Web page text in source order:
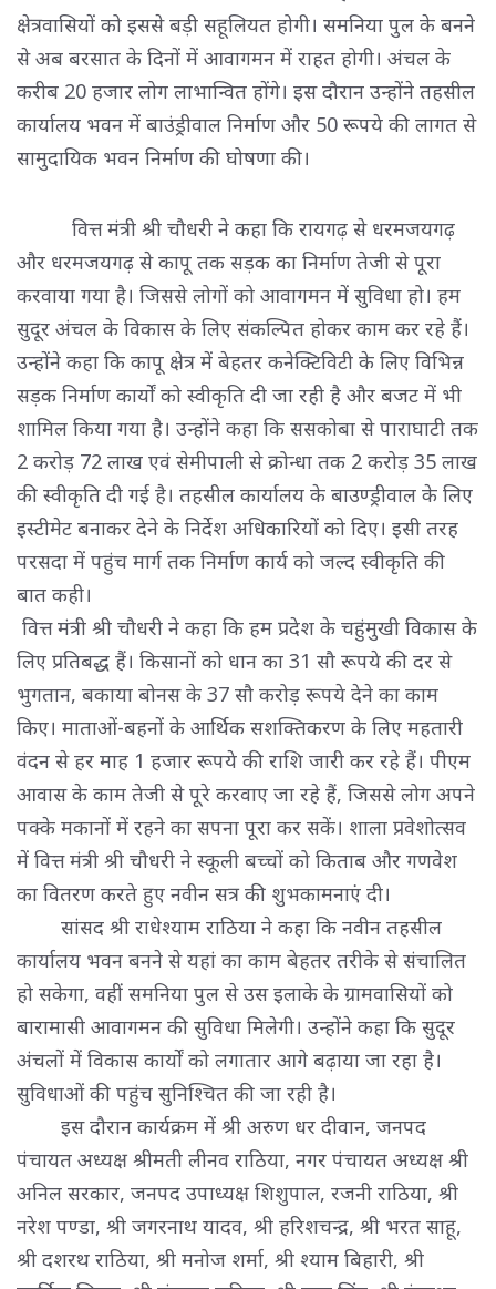
क्षेत्रवासियों को इससे बड़ी सहूलियत होगी। समनिया पुल के बनने
से अब बरसात के दिनों में आवागमन में राहत होगी। अंचल के
करीब 20 हजार लोग लाभान्वित होंगे। इस दौरान उन्होंने तहसील
कार्यालय भवन में बाउंड्रीवाल निर्माण और 50 रूपये की लागत से
सामुदायिक भवन निर्माण की घोषणा की।
वित्त मंत्री श्री चौधरी ने कहा कि रायगढ़ से धरमजयगढ़
और धरमजयगढ़ से कापू तक सड़क का निर्माण तेजी से पूरा
करवाया गया है। जिससे लोगों को आवागमन में सुविधा हो। हम
सुदूर अंचल के विकास के लिए संकल्पित होकर काम कर रहे हैं।
उन्होंने कहा कि कापू क्षेत्र में बेहतर कनेक्टिविटी के लिए विभिन्न
सड़क निर्माण कार्यों को स्वीकृति दी जा रही है और बजट में भी
शामिल किया गया है। उन्होंने कहा कि ससकोबा से पाराघाटी तक
2 करोड़ 72 लाख एवं सेमीपाली से क्रोन्धा तक 2 करोड़ 35 लाख
की स्वीकृति दी गई है। तहसील कार्यालय के बाउण्ड्रीवाल के लिए
इस्टीमेट बनाकर देने के निर्देश अधिकारियों को दिए। इसी तरह
परसदा में पहुंच मार्ग तक निर्माण कार्य को जल्द स्वीकृति की
बात कही।
वित्त मंत्री श्री चौधरी ने कहा कि हम प्रदेश के चहुंमुखी विकास के
लिए प्रतिबद्ध हैं। किसानों को धान का 31 सौ रूपये की दर से
भुगतान, बकाया बोनस के 37 सौ करोड़ रूपये देने का काम
किए। माताओं-बहनों के आर्थिक सशक्तिकरण के लिए महतारी
वंदन से हर माह 1 हजार रूपये की राशि जारी कर रहे हैं। पीएम
आवास के काम तेजी से पूरे करवाए जा रहे हैं, जिससे लोग अपने
पक्के मकानों में रहने का सपना पूरा कर सकें। शाला प्रवेशोत्सव
में वित्त मंत्री श्री चौधरी ने स्कूली बच्चों को किताब और गणवेश
का वितरण करते हुए नवीन सत्र की शुभकामनाएं दी।
सांसद श्री राधेश्याम राठिया ने कहा कि नवीन तहसील
कार्यालय भवन बनने से यहां का काम बेहतर तरीके से संचालित
हो सकेगा, वहीं समनिया पुल से उस इलाके के ग्रामवासियों को
बारामासी आवागमन की सुविधा मिलेगी। उन्होंने कहा कि सुदूर
अंचलों में विकास कार्यों को लगातार आगे बढ़ाया जा रहा है।
सुविधाओं की पहुंच सुनिश्चित की जा रही है।
इस दौरान कार्यक्रम में श्री अरुण धर दीवान, जनपद
पंचायत अध्यक्ष श्रीमती लीनव राठिया, नगर पंचायत अध्यक्ष श्री
अनिल सरकार, जनपद उपाध्यक्ष शिशुपाल, रजनी राठिया, श्री
नरेश पण्डा, श्री जगरनाथ यादव, श्री हरिशचन्द्र, श्री भरत साहू,
श्री दशरथ राठिया, श्री मनोज शर्मा, श्री श्याम बिहारी, श्री